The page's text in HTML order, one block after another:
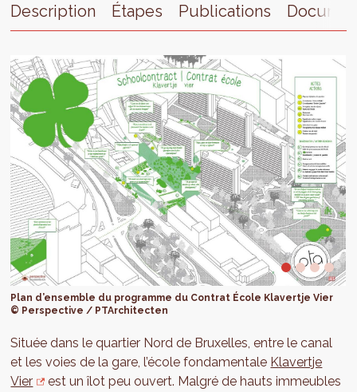
Description Étapes Publications
Plan d’ensemble du programme du Contrat École Klavertje Vier
© Perspective / PTArchitecten
Située dans le quartier Nord de Bruxelles, entre le canal
et les voies de la gare, l’école fondamentale Klavertje
Vier
est un îlot peu ouvert. Malgré de hauts immeubles